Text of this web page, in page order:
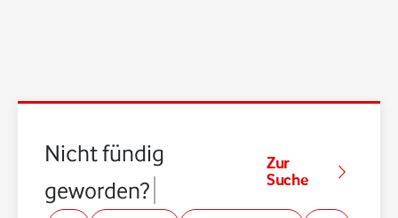
Nicht fündig
geworden?
Zur
Suche